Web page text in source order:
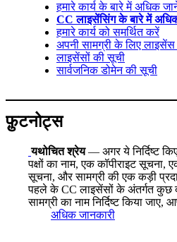
हमारे कार्य के बारे में अधिक
CC लाइसेंसिंग के बारे में
हमारे कार्य को समर्थित करें
अपनी सामग्री के लिए
लाइसेंसों की सूची
सार्वजनिक डोमेन की सूची
फ़ुटनोट्स
यथोचित श्रेय— अगर ये निर्दिष्ट
पक्षों का नाम, एक कॉपीराइट
सूचना, और सामग्री की एक कड़ी
पहले के CC लाइसेंसों के अंतर्गत कुछ
सामग्री का नाम निर्दिष्ट किया जाए,
अधिक जानकारी